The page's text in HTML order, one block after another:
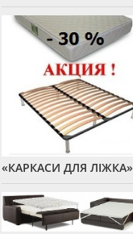
«КАРКАСИ ДЛЯ ЛІЖКА»